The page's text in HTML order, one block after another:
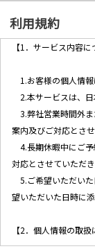
利用規約
【1．サービス内容に
1.お客様の個人情報
2.本サービスは、日
3.弊社営業時間外
案内及びご対応とさせ
4.長期休暇中にご
対応とさせていただき
5.ご希望いただい
望いただいた日時に
【2．個人情報の取扱